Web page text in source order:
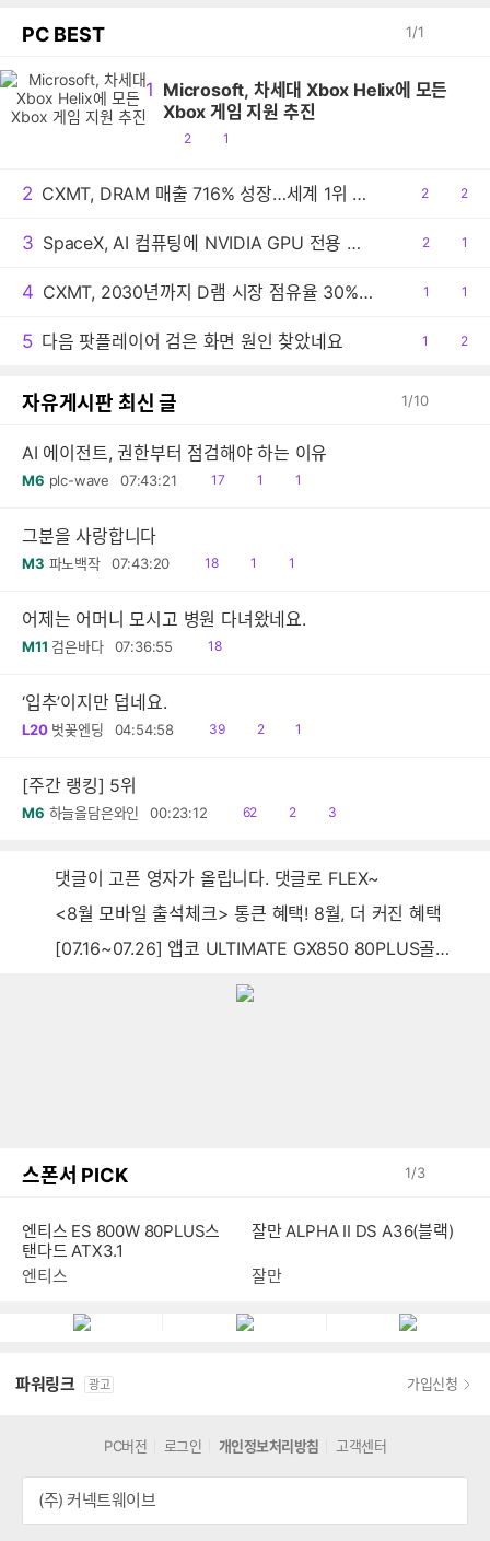
PC BEST 1/1
1 Microsoft, 차세대 Xbox Helix에 모든
Xbox 게임 지원 추진
공
2
댓1
2 CXMT, DRAM 매출 716% 성장…세계 1위 기록
공
2
댓
2
3 SpaceX, AI 컴퓨팅에 NVIDIA GPU 전용 사용
공
2
댓1
4 CXMT, 2030년까지 D램 시장 점유율 30% 목표
공1
댓1
5 다음 팟플레이어 검은 화면 원인 찾았네요
공1
댓
2
자유게시판 최신 글 1/10
AI 에이전트, 권한부터 점검해야 하는 이유
M6 plc-wave 07:43:21
읽
17
공1
댓1
그분을 사랑합니다
M3 파노백작 07:43:20
읽
18
공1
댓1
어제는 어머니 모시고 병원 다녀왔네요.
M11 검은바다 07:36:55
읽
18
‘입추’이지만 덥네요.
L20 벗꽃엔딩 04:54:58
읽
39
공
2
댓1
[주간 랭킹] 5위
M6 하늘을담은와인 00:23:12
읽
62
공
2
댓
3
댓글이 고픈 영자가 올립니다. 댓글로 FLEX~
<8월 모바일 출석체크> 통큰 혜택! 8월, 더 커진 혜택
[07.16~07.26] 앱코 ULTIMATE GX850 80PLUS골드 풀모듈러 ATX3.0 블랙
스폰서 PICK 1/3
엔티스 ES 800W 80PLUS스
탠다드 ATX3.1
PC버전 로그인 개인정보처리방침 고객센터